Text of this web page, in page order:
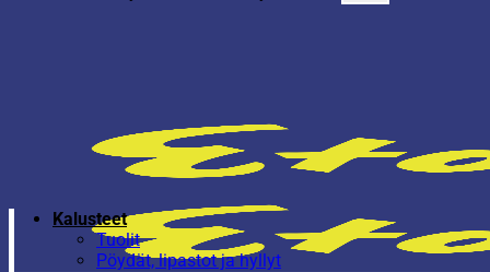
Kalusteet
Tuolit
Pöydät, lipastot ja hyllyt